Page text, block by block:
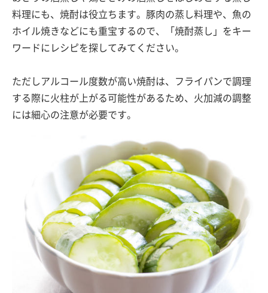
料理にも、焼酎は役立ちます。豚肉の蒸し料理や、魚の
ホイル焼きなどにも重宝するので、「焼酎蒸し」をキー
ワードにレシピを探してみてください。
ただしアルコール度数が高い焼酎は、フライパンで調理
する際に火柱が上がる可能性があるため、火加減の調整
には細心の注意が必要です。